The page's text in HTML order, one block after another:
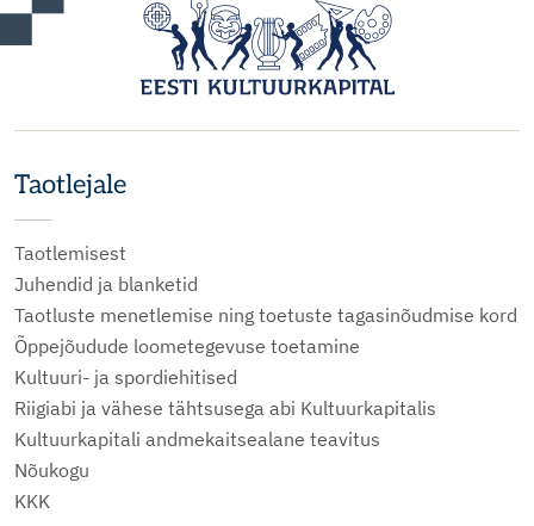
Taotlejale
Taotlemisest
Juhendid ja blanketid
Taotluste menetlemise ning toetuste tagasinõudmise kord
Õppejõudude loometegevuse toetamine
Kultuuri- ja spordiehitised
Riigiabi ja vähese tähtsusega abi Kultuurkapitalis
Kultuurkapitali andmekaitsealane teavitus
Nõukogu
KKK